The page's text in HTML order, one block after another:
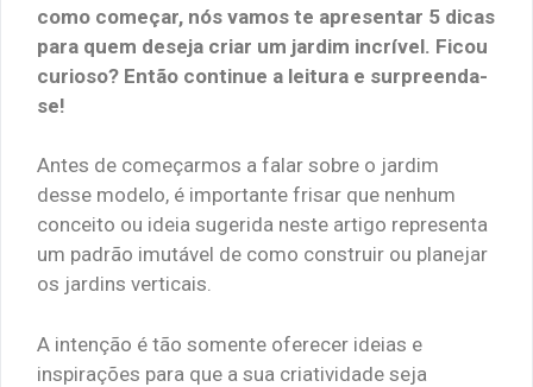
como começar, nós vamos te apresentar 5 dicas
para quem deseja criar um jardim incrível. Ficou
curioso? Então continue a leitura e surpreenda-
se!
Antes de começarmos a falar sobre o jardim
desse modelo, é importante frisar que nenhum
conceito ou ideia sugerida neste artigo representa
um padrão imutável de como construir ou planejar
os jardins verticais.
A intenção é tão somente oferecer ideias e
inspirações para que a sua criatividade seja